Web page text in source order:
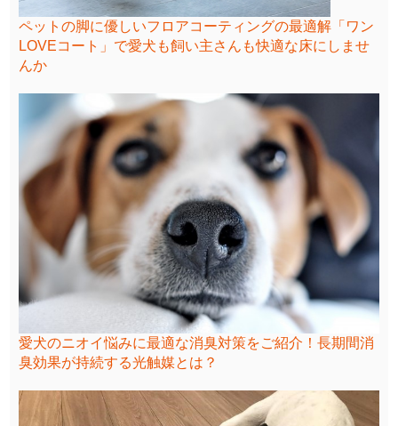
ペットの脚に優しいフロアコーティングの最適解「ワン
LOVEコート」で愛犬も飼い主さんも快適な床にしませ
んか
愛犬のニオイ悩みに最適な消臭対策をご紹介！長期間消
臭効果が持続する光触媒とは？